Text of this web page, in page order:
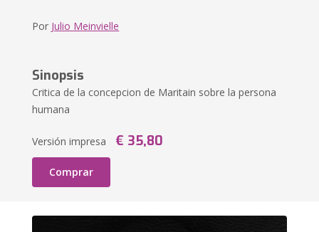
Por Julio Meinvielle
Sinopsis
Critica de la concepcion de Maritain sobre la persona
humana
Versión impresa € 35,80
Comprar